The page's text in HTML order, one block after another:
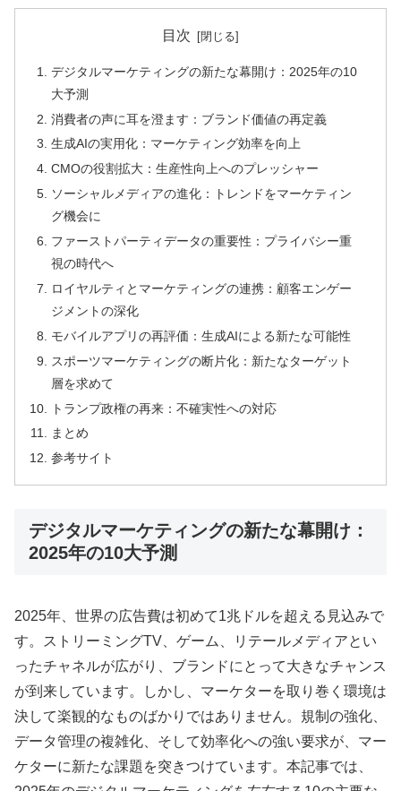
目次
デジタルマーケティングの新たな幕開け：2025年の10
大予測
消費者の声に耳を澄ます：ブランド価値の再定義
生成AIの実用化：マーケティング効率を向上
CMOの役割拡大：生産性向上へのプレッシャー
ソーシャルメディアの進化：トレンドをマーケティン
グ機会に
ファーストパーティデータの重要性：プライバシー重
視の時代へ
ロイヤルティとマーケティングの連携：顧客エンゲー
ジメントの深化
モバイルアプリの再評価：生成AIによる新たな可能性
スポーツマーケティングの断片化：新たなターゲット
層を求めて
トランプ政権の再来：不確実性への対応
まとめ
参考サイト
デジタルマーケティングの新たな幕開け：
2025年の10大予測
2025年、世界の広告費は初めて1兆ドルを超える見込みで
す。ストリーミングTV、ゲーム、リテールメディアとい
ったチャネルが広がり、ブランドにとって大きなチャンス
が到来しています。しかし、マーケターを取り巻く環境は
決して楽観的なものばかりではありません。規制の強化、
データ管理の複雑化、そして効率化への強い要求が、マー
ケターに新たな課題を突きつけています。本記事では、